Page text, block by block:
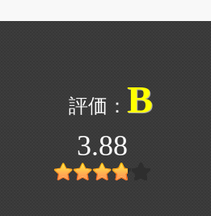
B
3.88